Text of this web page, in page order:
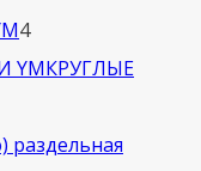
44
товара
КРУГЛЫЕ